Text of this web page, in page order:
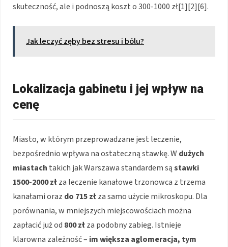
skuteczność, ale i podnoszą koszt o 300-1000 zł[1][2][6].
Jak leczyć zęby bez stresu i bólu?
Lokalizacja gabinetu i jej wpływ na
cenę
Miasto, w którym przeprowadzane jest leczenie,
bezpośrednio wpływa na ostateczną stawkę. W dużych
miastach takich jak Warszawa standardem sąstawki
1500-2000 złza leczenie kanałowe trzonowca z trzema
kanałami oraz do 715 złza samo użycie mikroskopu. Dla
porównania, w mniejszych miejscowościach można
zapłacić już od 800 złza podobny zabieg. Istnieje
klarowna zależność – im większa aglomeracja, tym